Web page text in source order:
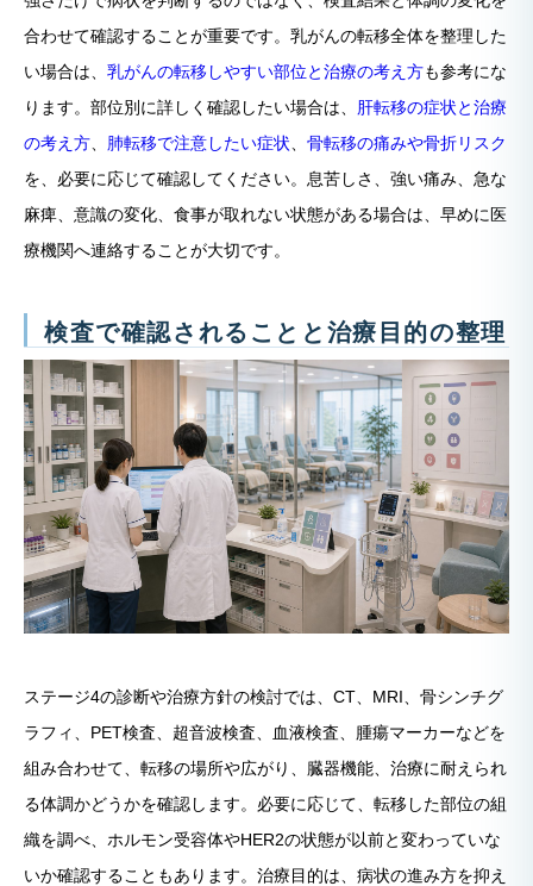
合わせて確認することが重要です。乳がんの転移全体を整理した
い場合は、 乳がんの転移しやすい部位と治療の考え方も参考にな
ります。部位別に詳しく確認したい場合は、 肝転移の症状と治療
の考え方、 肺転移で注意したい症状、 骨転移の痛みや骨折リスク
を、必要に応じて確認してください。息苦しさ、強い痛み、急な
麻痺、意識の変化、食事が取れない状態がある場合は、早めに医
療機関へ連絡することが大切です。
検査で確認されることと治療目的の整理
ステージ4の診断や治療方針の検討では、CT、MRI、骨シンチグ
ラフィ、PET検査、超音波検査、血液検査、腫瘍マーカーなどを
組み合わせて、転移の場所や広がり、臓器機能、治療に耐えられ
る体調かどうかを確認します。必要に応じて、転移した部位の組
織を調べ、ホルモン受容体やHER2の状態が以前と変わっていな
いか確認することもあります。治療目的は、病状の進み方を抑え